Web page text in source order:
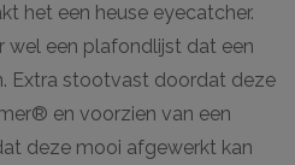
het een heuse eyecatcher.
wel een plafondlijst dat een
Extra stootvast doordat deze
en voorzien van een
deze mooi afgewerkt kan